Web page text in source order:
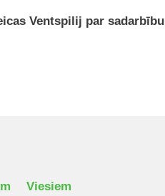
Ventspilij par sadarbību
Viesiem